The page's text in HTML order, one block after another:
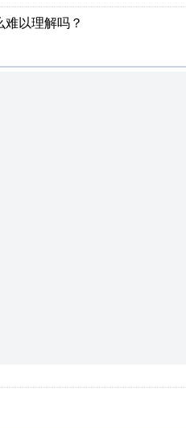
以理解吗？